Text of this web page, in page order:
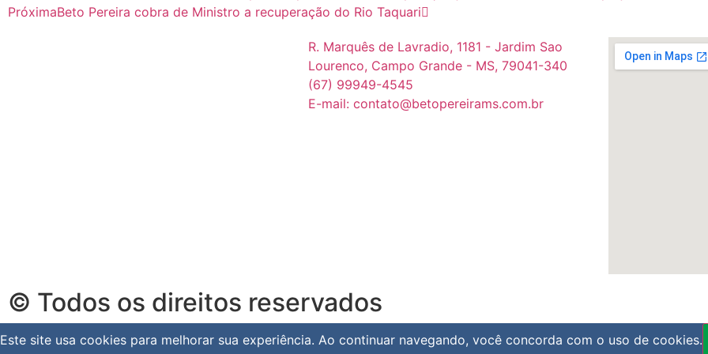
PróximaBeto Pereira cobra de Ministro a recuperação do Rio Taquari
R. Marquês de Lavradio, 1181 - Jardim Sao
Lourenco, Campo Grande - MS, 79041-340
(67) 99949-4545
E-mail: contato@betopereirams.com.br
© Todos os direitos reservados
Este site usa cookies para melhorar sua experiência. Ao continuar navegando, você concorda com o uso de cookies.